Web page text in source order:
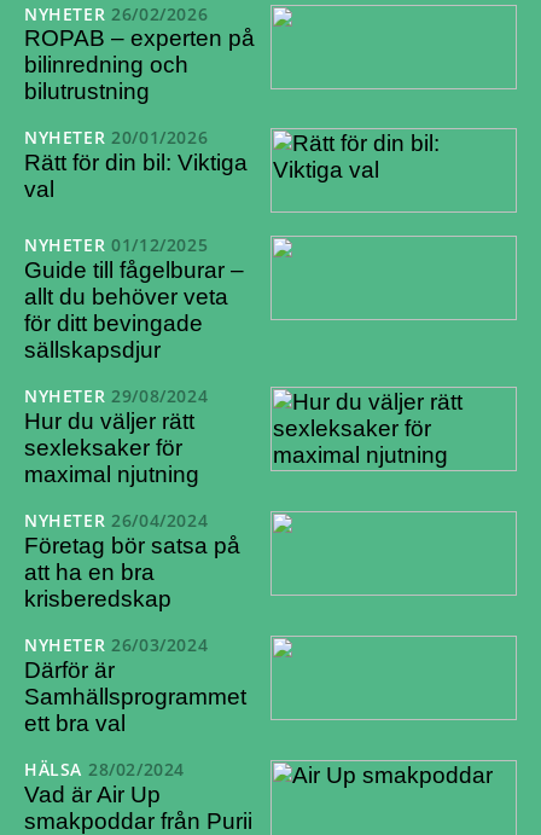
NYHETER 26/02/2026
ROPAB – experten på
bilinredning och
bilutrustning
NYHETER 20/01/2026
Rätt för din bil: Viktiga
val
NYHETER 01/12/2025
Guide till fågelburar –
allt du behöver veta
för ditt bevingade
sällskapsdjur
NYHETER 29/08/2024
Hur du väljer rätt
sexleksaker för
maximal njutning
NYHETER 26/04/2024
Företag bör satsa på
att ha en bra
krisberedskap
NYHETER 26/03/2024
Därför är
Samhällsprogrammet
ett bra val
HÄLSA 28/02/2024
Vad är Air Up
smakpoddar från Purii